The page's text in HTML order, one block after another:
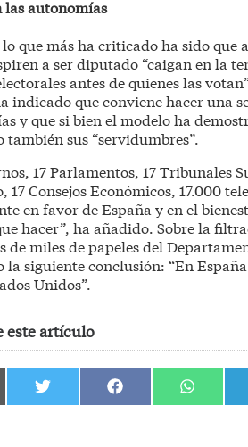
las autonomías
que más ha criticado ha sido que
a ser diputado “caigan en la
antes de quienes las
indicado que conviene hacer una
y que si bien el modelo ha
también sus “servidumbres”.
17 Parlamentos, 17 Tribunales
17 Consejos Económicos, 17.000
en favor de España y en el
hacer”, ha añadido. Sobre la
de miles de papeles del
la siguiente conclusión: “En
Unidos”.
este artículo
Compartir
en
Compartir
en
Compartir
en